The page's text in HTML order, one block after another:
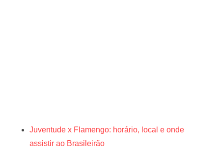
Juventude x Flamengo: horário, local e onde
assistir ao Brasileirão